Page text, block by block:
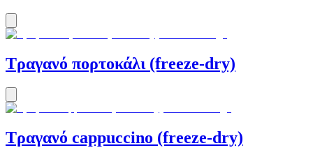
Τραγανό πορτοκάλι (freeze-dry)
Τραγανό cappuccino (freeze-dry)